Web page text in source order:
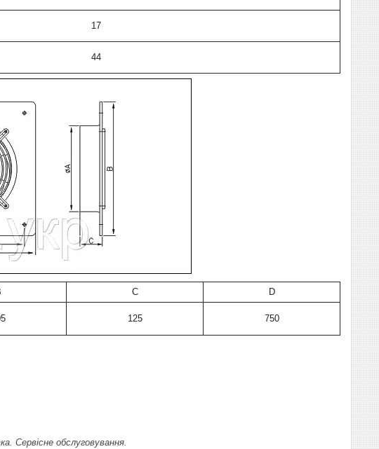
17
44
C
D
125 750
Сервісне обслуговування.